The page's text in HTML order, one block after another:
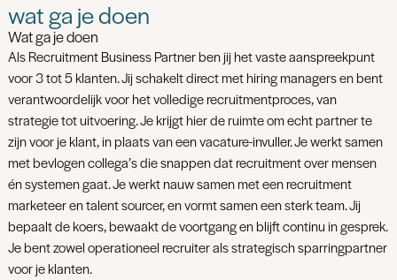
wat ga je doen
Wat ga je doen
Als Recruitment Business Partner ben jij het vaste aanspreekpunt
voor 3 tot 5 klanten. Jij schakelt direct met hiring managers en bent
verantwoordelijk voor het volledige recruitmentproces, van
strategie tot uitvoering. Je krijgt hier de ruimte om echt partner te
zijn voor je klant, in plaats van een vacature-invuller. Je werkt samen
met bevlogen collega’s die snappen dat recruitment over mensen
én systemen gaat. Je werkt nauw samen met een recruitment
marketeer en talent sourcer, en vormt samen een sterk team. Jij
bepaalt de koers, bewaakt de voortgang en blijft continu in gesprek.
Je bent zowel operationeel recruiter als strategisch sparringpartner
voor je klanten.